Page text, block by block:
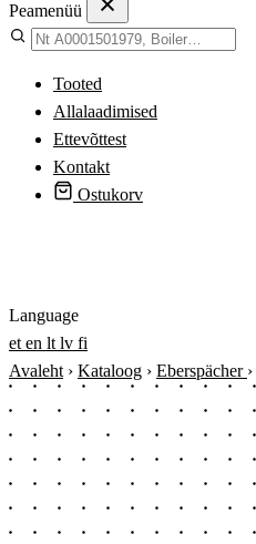
Peamenüü
Tooted
Allalaadimised
Ettevõttest
Kontakt
Ostukorv
Language
et en lt lv fi
Avaleht › Kataloog › Eberspächer ›